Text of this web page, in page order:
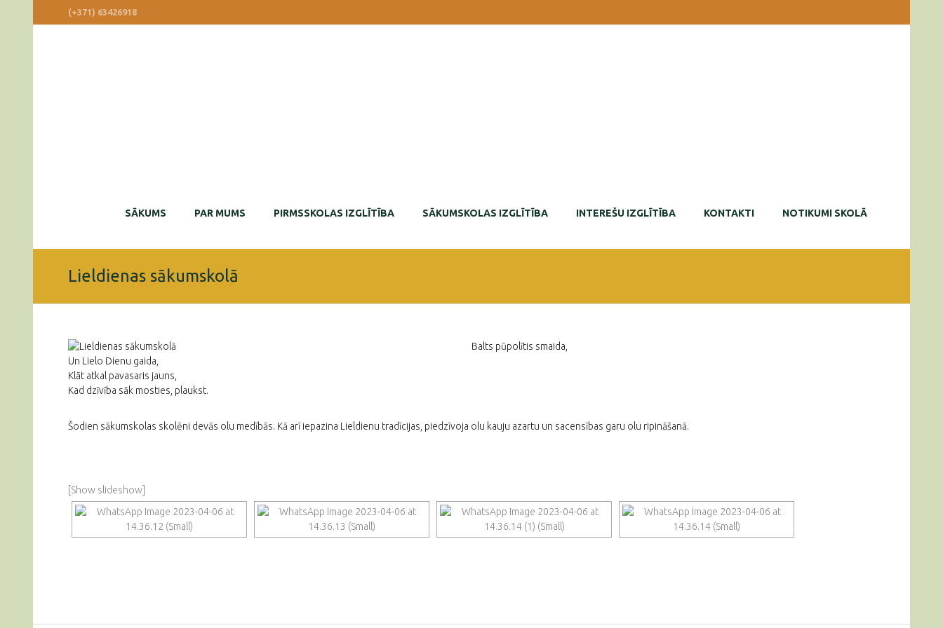
(+371) 63426918
SĀKUMS PAR MUMS PIRMSSKOLAS IZGLĪTĪBA SĀKUMSKOLAS IZGLĪTĪBA INTEREŠU IZGLĪTĪBA KONTAKTI NOTIKUMI SKOLĀ
Lieldienas sākumskolā
Balts pūpolītis smaida,
Un Lielo Dienu gaida,
Klāt atkal pavasaris jauns,
Kad dzīvība sāk mosties, plaukst.
Šodien sākumskolas skolēni devās olu medībās. Kā arī iepazina Lieldienu tradīcijas, piedzīvoja olu kauju azartu un sacensības garu olu ripināšanā.
[Show slideshow]